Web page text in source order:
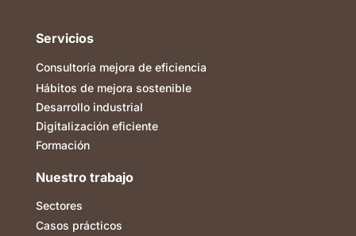
Servicios
Consultoría mejora de eficiencia
Hábitos de mejora sostenible
Desarrollo industrial
Digitalización eficiente
Formación
Nuestro trabajo
Sectores
Casos prácticos